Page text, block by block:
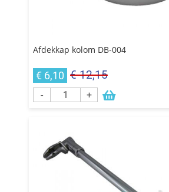
Afdekkap kolom DB-004
€ 6,10 € 12,15
- +